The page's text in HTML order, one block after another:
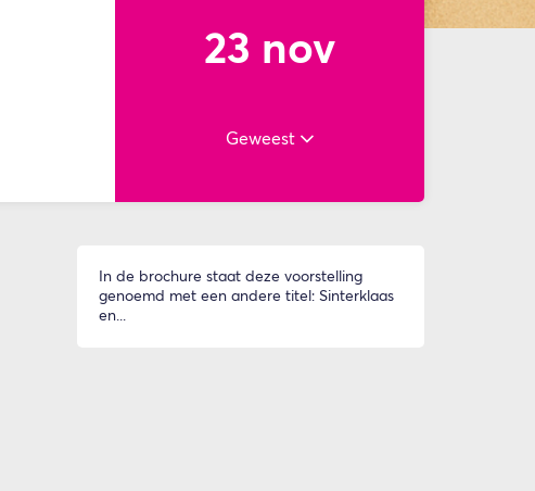
23 nov
Geweest
In de brochure staat deze voorstelling
genoemd met een andere titel: Sinterklaas
en...